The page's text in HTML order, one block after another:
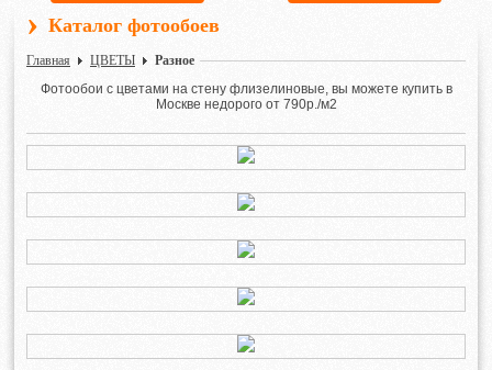
› Каталог фотообоев
Главная ЦВЕТЫ
Разное
Фотообои с цветами на стену флизелиновые, вы можете купить в
Москве недорого от 790р./м2